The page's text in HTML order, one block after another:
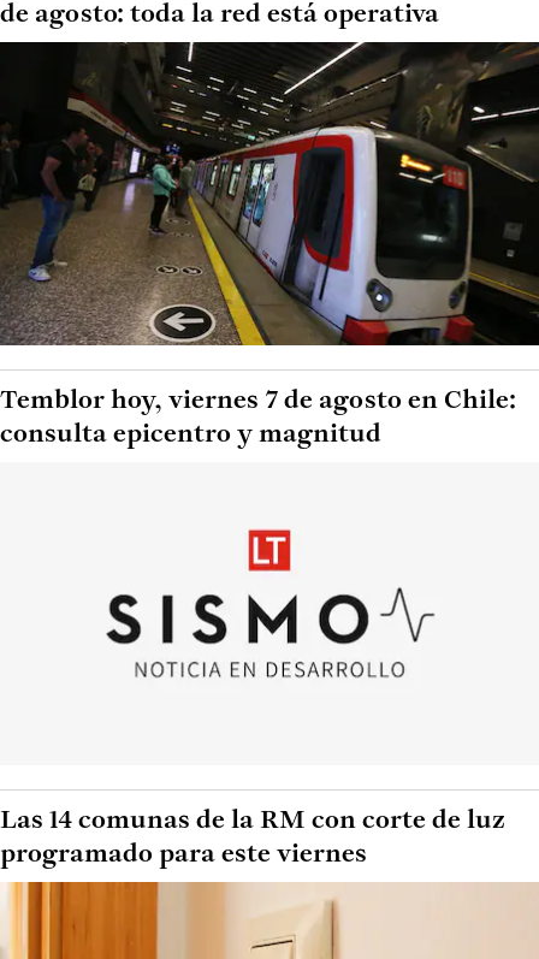
de agosto: toda la red está operativa
Temblor hoy, viernes 7 de agosto en Chile:
consulta epicentro y magnitud
Las 14 comunas de la RM con corte de luz
programado para este viernes